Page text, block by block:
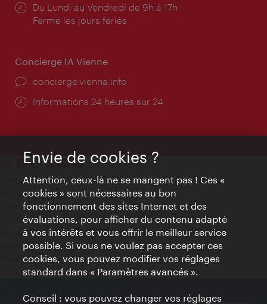
Horaires
d'ouverture:
Du Lundi au Vendredi de 9h à 17h
Fermé les jours fériés
Concierge IA Vienne
Ort:
concierge.vienna.info
Öffnungszeiten:
Informations 24 heures sur 24
Contact
Mentions obligatoires
Charte sur le respect de la vie privée
Terms of Use
Accessibilité
Contact presse
Paramètres de cookies
© Copyright WienTourismus
Envie de cookies ?
Attention, ceux-là ne se mangent pas ! Ces «
cookies » sont nécessaires au bon
fonctionnement des sites Internet et des
évaluations, pour afficher du contenu adapté
à vos intérêts et vous offrir le meilleur service
possible. Si vous ne voulez pas accepter ces
cookies, vous pouvez modifier vos réglages
standard dans « Paramètres avancés ».
Conseil : vous pouvez changer vos réglages